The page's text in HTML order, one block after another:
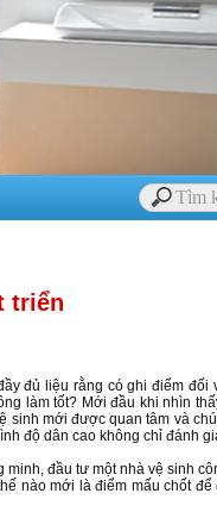
triển
đủ liệu rằng có ghi điểm
làm tốt? Mới đầu khi nhìn
mới được quan tâm và
độ dân cao không chỉ đánh
đầu tư một nhà vệ sinh
nào mới là điểm mấu chốt để